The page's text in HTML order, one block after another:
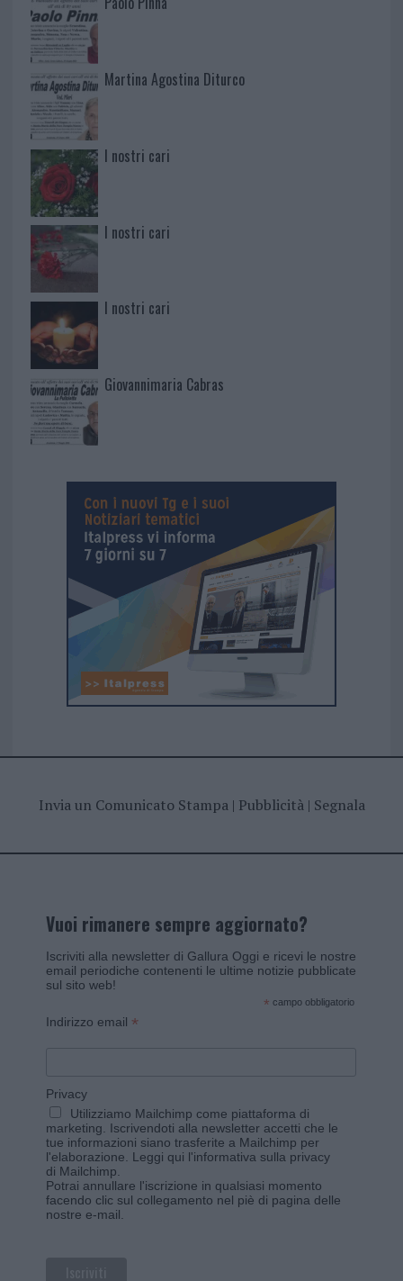
Martina Agostina Diturco
I nostri cari
I nostri cari
I nostri cari
Giovannimaria Cabras
Invia un Comunicato Stampa| Pubblicità| Segnala
Vuoi rimanere sempre aggiornato?
Iscriviti alla newsletter di Gallura Oggi e ricevi le nostre
email periodiche contenenti le ultime notizie pubblicate
sul sito web!
* campo obbligatorio
Indirizzo email *
Privacy
Utilizziamo Mailchimp come piattaforma di
marketing. Iscrivendoti alla newsletter accetti che le
tue informazioni siano trasferite a Mailchimp per
l'elaborazione. Leggi qui l'informativa sulla privacy
di Mailchimp
Potrai annullare l'iscrizione in qualsiasi momento
facendo clic sul collegamento nel piè di pagina delle
nostre e-mail.